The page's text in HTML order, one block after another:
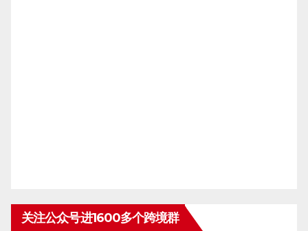
关注公众号进1600多个跨境群